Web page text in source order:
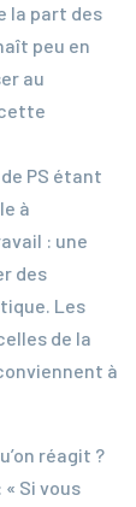
la part des
peu en
au
PS étant
à
: une
des
Les
de la
à
réagit ?
Si vous